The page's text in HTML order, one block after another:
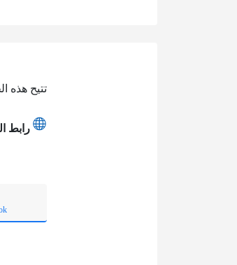
تتيح هذه
رابط